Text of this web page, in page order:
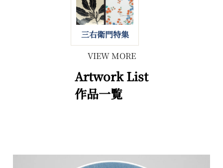
三右衛門特集
VIEW MORE
Artwork List
作品一覧